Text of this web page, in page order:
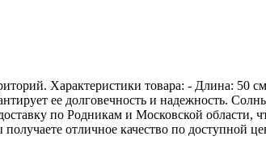
Характеристики товара: - Длина:
ее долговечность и надежность.
по Родникам и Московской области,
отличное качество по доступной